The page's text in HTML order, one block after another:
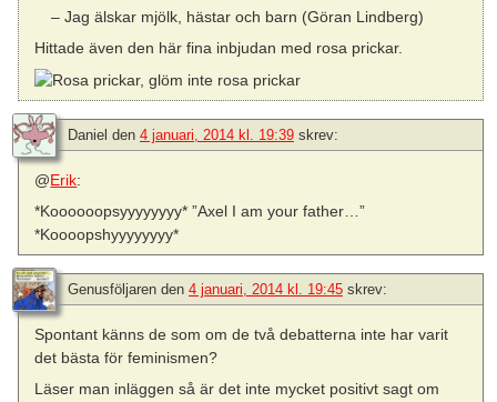
– Jag älskar mjölk, hästar och barn (Göran Lindberg)
Hittade även den här fina inbjudan med rosa prickar.
Daniel den 4 januari, 2014 kl. 19:39 skrev:
@Erik:
*Koooooopsyyyyyyyy* ”Axel I am your father…”
*Koooopshyyyyyyyy*
Genusföljaren den 4 januari, 2014 kl. 19:45 skrev:
Spontant känns de som om de två debatterna inte har varit
det bästa för feminismen?
Läser man inläggen så är det inte mycket positivt sagt om